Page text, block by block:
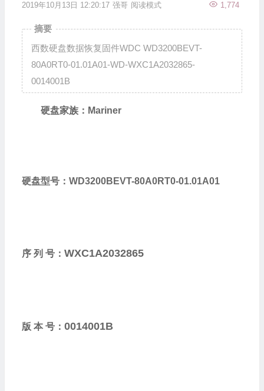
2019年10月13日 12:20:17 强哥 1,774
阅读模式
摘要
西数硬盘数据恢复固件WDC WD3200BEVT-
80A0RT0-01.01A01-WD-WXC1A2032865-
0014001B
硬盘家族：Mariner
硬盘型号：WD3200BEVT-80A0RT0-01.01A01
序 列 号： WXC1A2032865
版 本 号： 0014001B